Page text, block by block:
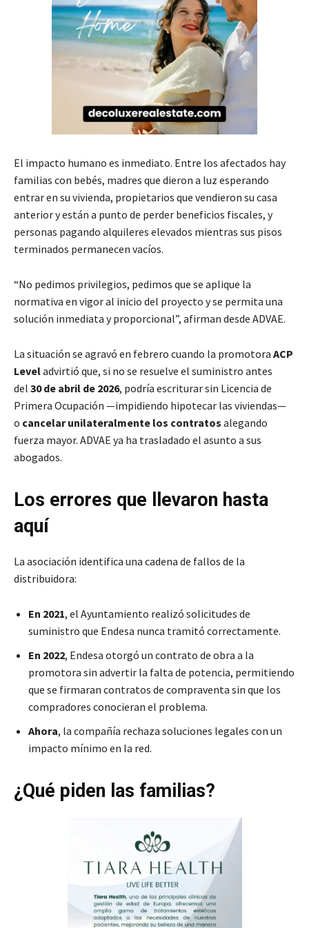
El impacto humano es inmediato. Entre los afectados hay
familias con bebés, madres que dieron a luz esperando
entrar en su vivienda, propietarios que vendieron su casa
anterior y están a punto de perder beneficios fiscales, y
personas pagando alquileres elevados mientras sus pisos
terminados permanecen vacíos.
“No pedimos privilegios, pedimos que se aplique la
normativa en vigor al inicio del proyecto y se permita una
solución inmediata y proporcional”, afirman desde ADVAE.
La situación se agravó en febrero cuando la promotora ACP
Leveladvirtió que, si no se resuelve el suministro antes
del 30 de abril de 2026, podría escriturar sin Licencia de
Primera Ocupación —impidiendo hipotecar las viviendas—
o cancelar unilateralmente los contratos alegando
fuerza mayor. ADVAE ya ha trasladado el asunto a sus
abogados.
Los errores que llevaron hasta
aquí
La asociación identifica una cadena de fallos de la
distribuidora:
En 2021, el Ayuntamiento realizó solicitudes de
suministro que Endesa nunca tramitó correctamente.
En 2022, Endesa otorgó un contrato de obra a la
promotora sin advertir la falta de potencia, permitiendo
que se firmaran contratos de compraventa sin que los
compradores conocieran el problema.
Ahora, la compañía rechaza soluciones legales con un
impacto mínimo en la red.
¿Qué piden las familias?